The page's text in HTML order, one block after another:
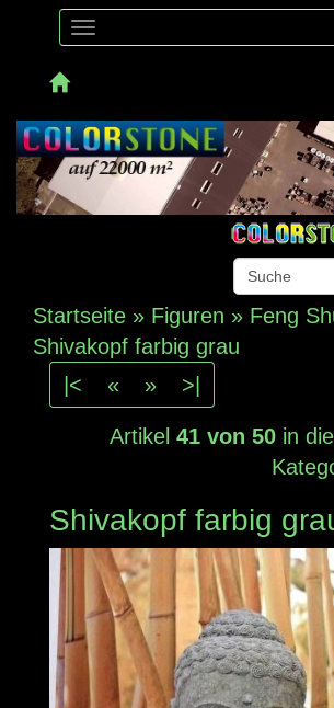
Toggle
Startseite » Figuren » Feng
Shivakopf farbig grau
|<
« » >|
Artikel41 von 50 in
Shivakopf farbig